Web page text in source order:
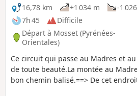
les jours précédents. Belle vue à
le sommet avant l'arrivée du
16,78 km
+1 034 m
-1
7h 45
Difficile
Départ à Mosset (Pyrénées-
Orientales)
Ce circuit qui passe au Madres et
de toute beauté.La montée au
bon chemin balisé.==> De cet